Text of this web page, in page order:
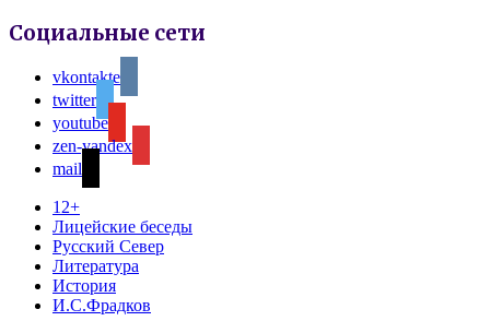
Социальные сети
vkontakte
twitter
youtube
zen-yandex
mail
12+
Лицейские беседы
Русский Север
Литература
История
И.С.Фрадков